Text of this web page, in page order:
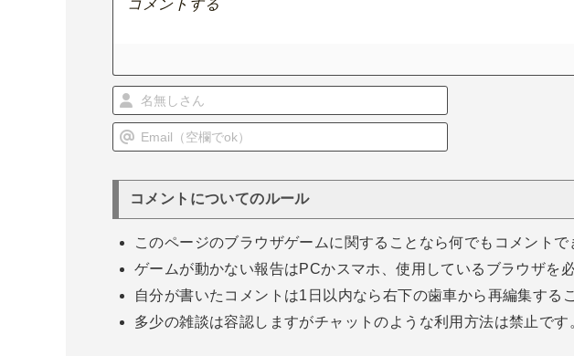
名
無
さ
E
m
i
欄
で
o
k
）
コメントについてのルール
このページのブラウザゲームに関することなら何でもコメントで
ゲームが動かない報告はPCかスマホ、使用しているブラウザを
自分が書いたコメントは1日以内なら右下の歯車から再編集する
多少の雑談は容認しますがチャットのような利用方法は禁止です